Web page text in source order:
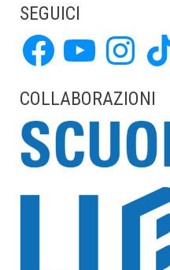
SEGUICI
FacebookYouTube Instagram TikTok
COLLABORAZIONI